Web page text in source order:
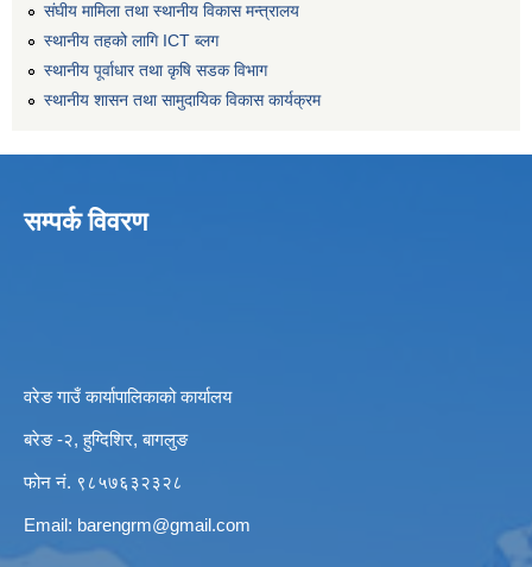
संघीय मामिला तथा स्थानीय विकास मन्त्रालय
स्थानीय तहको लागि ICT ब्लग
स्थानीय पूर्वाधार तथा कृषि सडक विभाग
स्थानीय शासन तथा सामुदायिक विकास कार्यक्रम
सम्पर्क विवरण
वरेङ गाउँ कार्यापालिकाको कार्यालय
बरेङ -२, हुग्दिशिर, बागलुङ
फोन नं. ९८५७६३२३२८
Email: barengrm@gmail.com